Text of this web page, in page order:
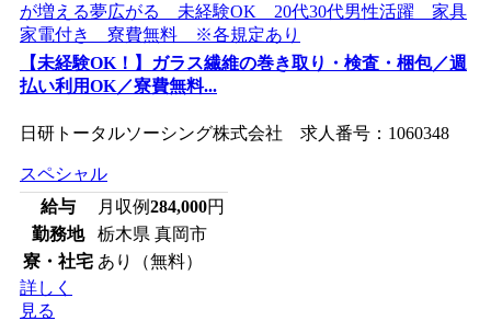
【未経験OK！】ガラス繊維の巻き取り・検査・梱包／週
払い利用OK／寮費無料...
日研トータルソーシング株式会社 求人番号：1060348
スペシャル
給与
月収例284,000円
勤務地
栃木県 真岡市
寮・社宅 あり（無料）
詳しく
見る